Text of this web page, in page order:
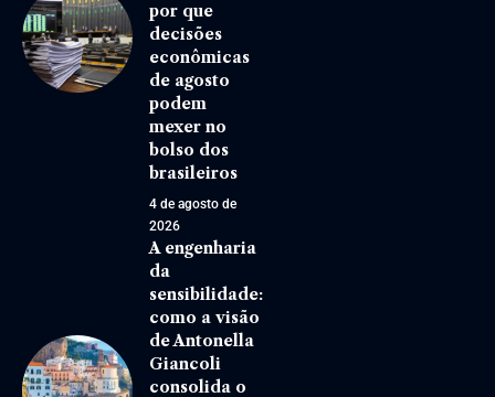
por que
decisões
econômicas
de agosto
podem
mexer no
bolso dos
brasileiros
4 de agosto de
2026
A engenharia
da
sensibilidade:
como a visão
de Antonella
Giancoli
consolida o